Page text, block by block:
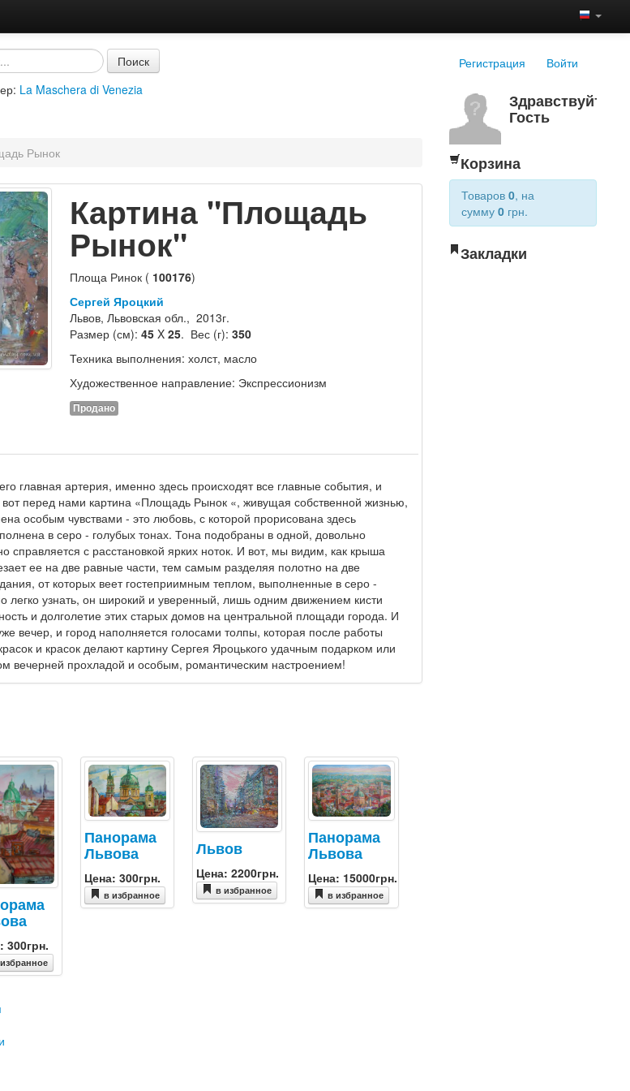
Поиск
La Maschera di Venezia
Рынок
Картина "Площадь
Рынок"
Площа Ринок ( 100176)
Сергей Яроцкий
Львов, Львовская обл., 2013г.
Размер (см): 45X 25. Вес (г): 350
Техника выполнения: холст, масло
Художественное направление: Экспрессионизм
Продано
главная артерия, именно здесь происходят все главные события, и
перед нами картина «Площадь Рынок «, живущая собственной жизнью,
особым чувствами - это любовь, с которой прорисована здесь
в серо - голубых тонах. Тона подобраны в одной, довольно
с расстановкой ярких ноток. И вот, мы видим, как крыша
ее на две равные части, тем самым разделяя полотно на две
от которых веет гостеприимным теплом, выполненные в серо -
легко узнать, он широкий и уверенный, лишь одним движением кисти
и долголетие этих старых домов на центральной площади города. И
вечер, и город наполняется голосами толпы, которая после работы
и красок делают картину Сергея Яроцького удачным подарком или
вечерней прохладой и особым, романтическим настроением!
300грн.
Панорама
Львова
Цена: 300грн.
в избранное
Львов
Цена: 2200грн.
в избранное
Панорама
Львова
Цена: 15000грн.
в избранное
Регистрация Войти
Здравствуйте,
Гость
Корзина
Товаров0, на
сумму0 грн.
Закладки